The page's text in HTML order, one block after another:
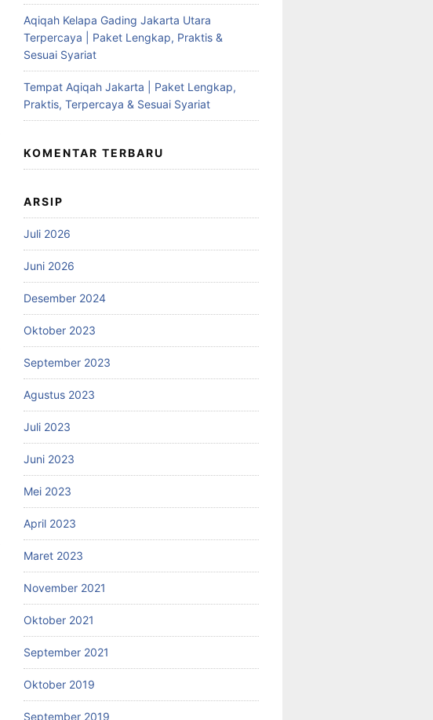
Aqiqah Kelapa Gading Jakarta Utara
Terpercaya | Paket Lengkap, Praktis &
Sesuai Syariat
Tempat Aqiqah Jakarta | Paket Lengkap,
Praktis, Terpercaya & Sesuai Syariat
KOMENTAR TERBARU
ARSIP
Juli 2026
Juni 2026
Desember 2024
Oktober 2023
September 2023
Agustus 2023
Juli 2023
Juni 2023
Mei 2023
April 2023
Maret 2023
November 2021
Oktober 2021
September 2021
Oktober 2019
September 2019